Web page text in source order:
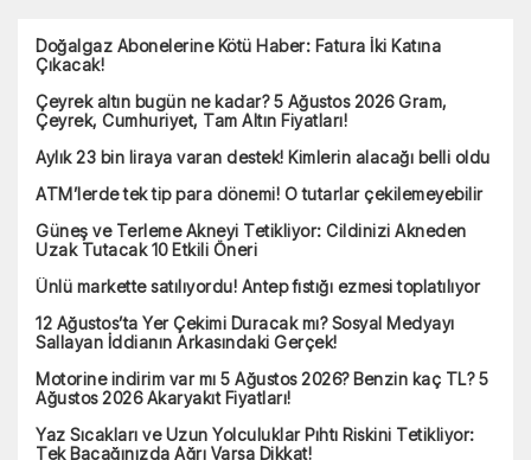
Doğalgaz Abonelerine Kötü Haber: Fatura İki Katına
Çıkacak!
Çeyrek altın bugün ne kadar? 5 Ağustos 2026 Gram,
Çeyrek, Cumhuriyet, Tam Altın Fiyatları!
Aylık 23 bin liraya varan destek! Kimlerin alacağı belli oldu
ATM’lerde tek tip para dönemi! O tutarlar çekilemeyebilir
Güneş ve Terleme Akneyi Tetikliyor: Cildinizi Akneden
Uzak Tutacak 10 Etkili Öneri
Ünlü markette satılıyordu! Antep fıstığı ezmesi toplatılıyor
12 Ağustos’ta Yer Çekimi Duracak mı? Sosyal Medyayı
Sallayan İddianın Arkasındaki Gerçek!
Motorine indirim var mı 5 Ağustos 2026? Benzin kaç TL? 5
Ağustos 2026 Akaryakıt Fiyatları!
Yaz Sıcakları ve Uzun Yolculuklar Pıhtı Riskini Tetikliyor:
Tek Bacağınızda Ağrı Varsa Dikkat!